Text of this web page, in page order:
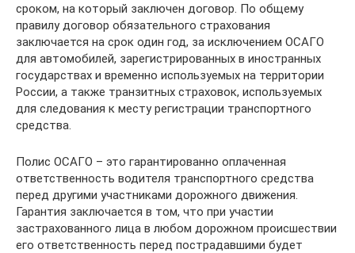
сроком, на который заключен договор. По общему
правилу договор обязательного страхования
заключается на срок один год, за исключением ОСАГО
для автомобилей, зарегистрированных в иностранных
государствах и временно используемых на территории
России, а также транзитных страховок, используемых
для следования к месту регистрации транспортного
средства.
Полис ОСАГО – это гарантированно оплаченная
ответственность водителя транспортного средства
перед другими участниками дорожного движения.
Гарантия заключается в том, что при участии
застрахованного лица в любом дорожном происшествии
его ответственность перед пострадавшими будет